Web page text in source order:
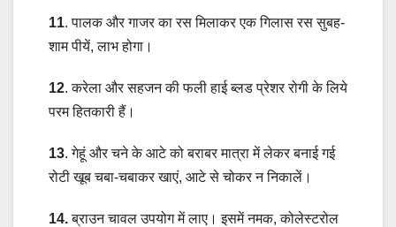
11. पालक और गाजर का रस मिलाकर एक गिलास रस सुबह-
शाम पीयें, लाभ होगा।
12. करेला और सहजन की फली हाई ब्लड प्रेशर रोगी के लिये
परम हितकारी हैं।
13. गेहूं और चने के आटे को बराबर मात्रा में लेकर बनाई गई
रोटी खूब चबा-चबाकर खाएं, आटे से चोकर न निकालें।
14.ब्राउन चावल उपयोग में लाए। इसमें नमक, कोलेस्टरोल